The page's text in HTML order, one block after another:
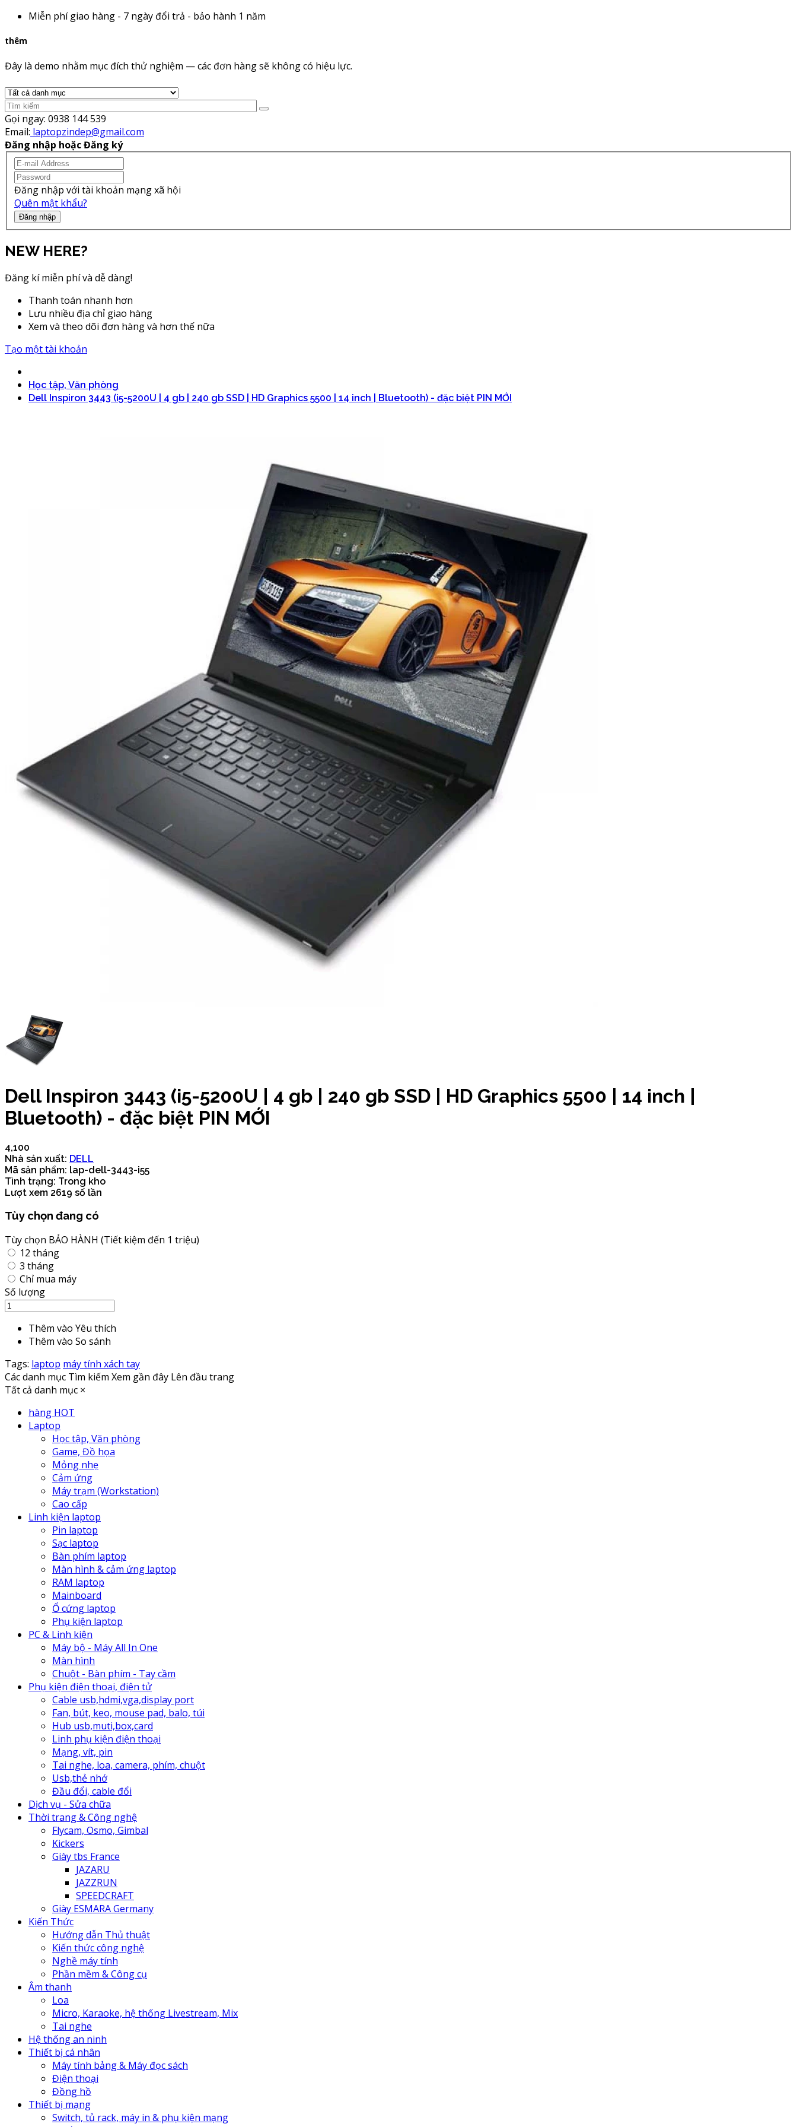
Miễn phí giao hàng - 7 ngày đổi trả - bảo hành 1 năm
thêm
Đây là demo nhằm mục đích thử nghiệm — các đơn hàng sẽ không có hiệu lực.
Gọi ngay: 0938 144 539
Email: laptopzindep@gmail.com
Đăng nhập hoặc Đăng ký
Đăng nhập với tài khoản mạng xã hội
Quên mật khẩu?
Đăng nhập
NEW HERE?
Đăng kí miễn phí và dễ dàng!
Thanh toán nhanh hơn
Lưu nhiều địa chỉ giao hàng
Xem và theo dõi đơn hàng và hơn thế nữa
Tạo một tài khoản
Học tập, Văn phòng
Dell Inspiron 3443 (i5-5200U | 4 gb | 240 gb SSD | HD Graphics 5500 | 14 inch | Bluetooth) - đặc biệt PIN MỚI
Dell Inspiron 3443 (i5-5200U | 4 gb | 240 gb SSD | HD Graphics 5500 | 14 inch |
Bluetooth) - đặc biệt PIN MỚI
4,100
Nhà sản xuất: DELL
Mã sản phẩm: lap-dell-3443-i55
Tình trạng: Trong kho
Lượt xem 2619 số lần
Tùy chọn đang có
Tùy chọn BẢO HÀNH (Tiết kiệm đến 1 triệu)
12 tháng
3 tháng
Chỉ mua máy
Số lượng
Thêm vào Yêu thích
Thêm vào So sánh
Tags: laptop máy tính xách tay
Các danh mục Tìm kiếm Xem gần đây Lên đầu trang
Tất cả danh mục ×
hàng HOT
Laptop
Học tập, Văn phòng
Game, Đồ họa
Mỏng nhẹ
Cảm ứng
Máy trạm (Workstation)
Cao cấp
Linh kiện laptop
Pin laptop
Sạc laptop
Bàn phím laptop
Màn hình & cảm ứng laptop
RAM laptop
Mainboard
Ổ cứng laptop
Phụ kiện laptop
PC & Linh kiện
Máy bộ - Máy All In One
Màn hình
Chuột - Bàn phím - Tay cầm
Phụ kiện điện thoại, điện tử
Cable usb,hdmi,vga,display port
Fan, bút, keo, mouse pad, balo, túi
Hub usb,muti,box,card
Linh phụ kiện điện thoại
Mạng, vít, pin
Tai nghe, loa, camera, phím, chuột
Usb,thẻ nhớ
Đầu đổi, cable đổi
Dịch vụ - Sửa chữa
Thời trang & Công nghệ
Flycam, Osmo, Gimbal
Kickers
Giày tbs France
JAZARU
JAZZRUN
SPEEDCRAFT
Giày ESMARA Germany
Kiến Thức
Hướng dẫn Thủ thuật
Kiến thức công nghệ
Nghề máy tính
Phần mềm & Công cụ
Âm thanh
Loa
Micro, Karaoke, hệ thống Livestream, Mix
Tai nghe
Hệ thống an ninh
Thiết bị cá nhân
Máy tính bảng & Máy đọc sách
Điện thoại
Đồng hồ
Thiết bị mạng
Switch, tủ rack, máy in & phụ kiện mạng